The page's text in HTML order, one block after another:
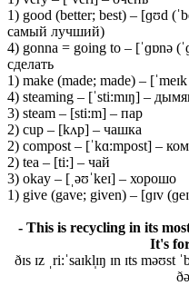
1) good (better; best) – [ɡʊd
самый лучший)
4) gonna = going to – [ˈɡɒnə
сделать
1) make (made; made) – [ˈmeɪk
4) steaming – [ˈsti:mɪŋ] –
3) steam – [sti:m] – пар
2) cup – [kʌp] – чашка
2) compost – [ˈkɑ:mpost] –
2) tea – [ti:] – чай
3) okay – [ˌəʊˈkeɪ] – хорошо
1) give (gave; given) – [ɡɪv
- This is recycling in its
It's
ðɪs ɪz ˌri:ˈsaɪkl̩ɪŋ ɪn ɪts məʊst